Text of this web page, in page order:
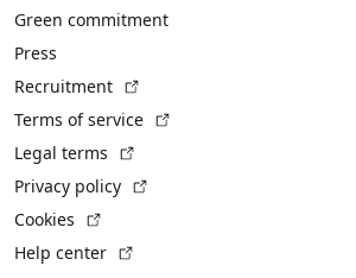
Green commitment
Press
Recruitment
Terms of service
Legal terms
Privacy policy
Cookies
Help center